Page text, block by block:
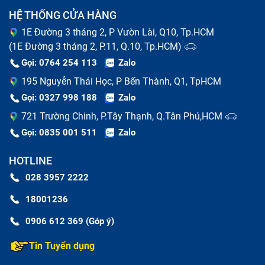
Dấu hiệu Không Kết Nối Wifi bị lỗi
Nguyên nhân phổ biến khiến Không Kết
Nối Wifi hư hỏng
Có nhiều nguyên nhân khiến tablet của bạn xảy ra
HỆ THỐNG CỬA HÀNG
1E Đường 3 tháng 2, P Vườn Lài, Q10, Tp.HCM
(1E Đường 3 tháng 2, P.11, Q.10, Tp.HCM)
Gọi: 0764 254 113 Zalo
195 Nguyễn Thái Học, P Bến Thành, Q1, TpHCM
Gọi: 0327 998 188 Zalo
721 Trường Chinh, P.Tây Thạnh, Q.Tân Phú,HCM
Gọi: 0835 001 511 Zalo
HOTLINE
028 3957 2222
18001236
0906 612 369 (Góp ý)
Tin Tuyển dụng